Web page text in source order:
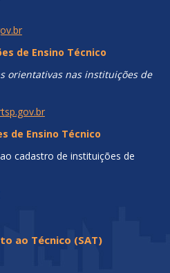
de Ensino Técnico
orientativas nas instituições de
de Ensino Técnico
cadastro de instituições de
ao Técnico (SAT)